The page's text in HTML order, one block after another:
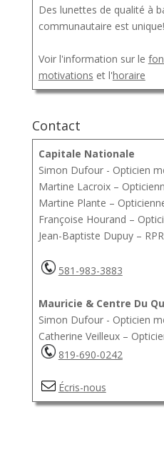
Des lunettes de qualité à
communautaire est unique!
Voir l'information sur le
motivations et l'horaire
Contact
Capitale Nationale
Simon Dufour - Opticien
Martine Lacroix –
Martine Plante –
Françoise Hourand –
Jean-Baptiste Dupuy –
581-983-3883
Mauricie & Centre Du
Simon Dufour - Opticien
Catherine Veilleux –
819-690-0242
Écris-nous